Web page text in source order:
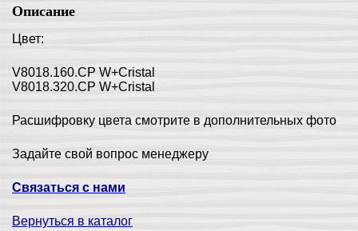
Описание
Цвет:
V8018.160.CP W+Cristal
V8018.320.CP W+Cristal
Расшифровку цвета смотрите в дополнительных фото
Задайте свой вопрос менеджеру
Связаться с нами
Вернуться в каталог